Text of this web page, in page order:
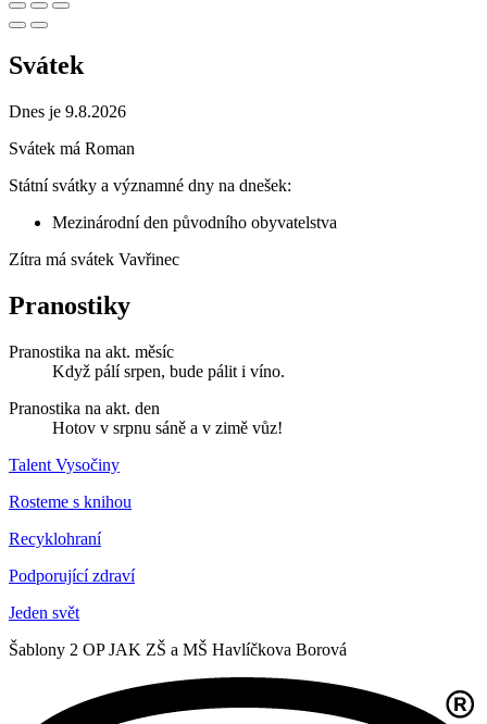
Svátek
Dnes je 9.8.2026
Svátek má Roman
Státní svátky a významné dny na dnešek:
Mezinárodní den původního obyvatelstva
Zítra má svátek Vavřinec
Pranostiky
Pranostika na akt. měsíc
Když pálí srpen, bude pálit i víno.
Pranostika na akt. den
Hotov v srpnu sáně a v zimě vůz!
Talent Vysočiny
Rosteme s knihou
Recyklohraní
Podporující zdraví
Jeden svět
Šablony 2 OP JAK ZŠ a MŠ Havlíčkova Borová